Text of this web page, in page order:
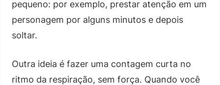
pequeno: por exemplo, prestar atenção em um
personagem por alguns minutos e depois
soltar.
Outra ideia é fazer uma contagem curta no
ritmo da respiração, sem força. Quando você